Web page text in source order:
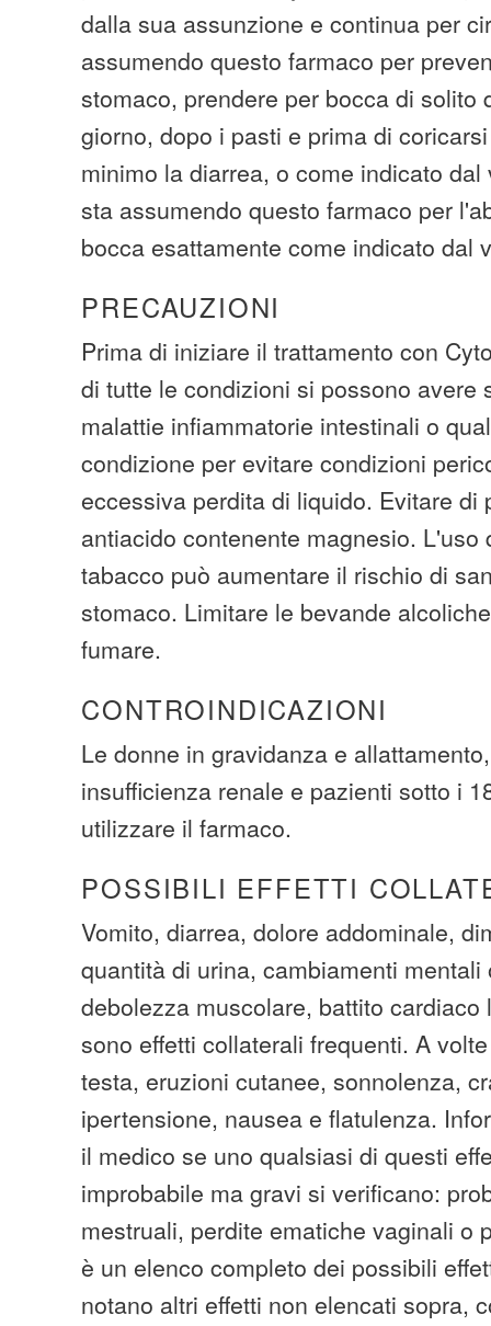
dalla sua assunzione e continua per
assumendo questo farmaco per
stomaco, prendere per bocca di solito
giorno, dopo i pasti e prima di
minimo la diarrea, o come indicato
sta assumendo questo farmaco per
bocca esattamente come indicato dal
PRECAUZIONI
Prima di iniziare il trattamento con
di tutte le condizioni si possono avere
malattie infiammatorie intestinali o
condizione per evitare condizioni
eccessiva perdita di liquido. Evitare di
antiacido contenente magnesio.
tabacco può aumentare il rischio di
stomaco. Limitare le bevande
fumare.
CONTROINDICAZIONI
Le donne in gravidanza e
insufficienza renale e pazienti sotto i
utilizzare il farmaco.
POSSIBILI EFFETTI
Vomito, diarrea, dolore addominale,
quantità di urina, cambiamenti mentali
debolezza muscolare, battito cardiaco
sono effetti collaterali frequenti. A
testa, eruzioni cutanee, sonnolenza,
ipertensione, nausea e flatulenza.
il medico se uno qualsiasi di questi
improbabile ma gravi si verificano:
mestruali, perdite ematiche vaginali o
è un elenco completo dei possibili
notano altri effetti non elencati sopra,